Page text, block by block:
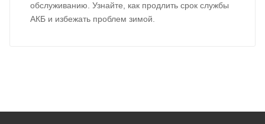
обслуживанию. Узнайте, как продлить срок службы
АКБ и избежать проблем зимой.